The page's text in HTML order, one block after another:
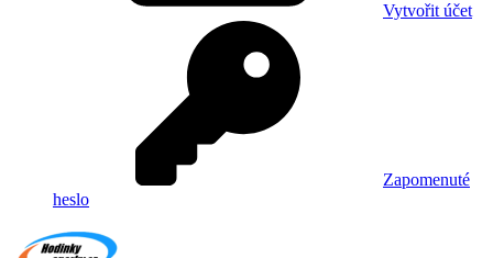
Vytvořit účet
Zapomenuté
heslo